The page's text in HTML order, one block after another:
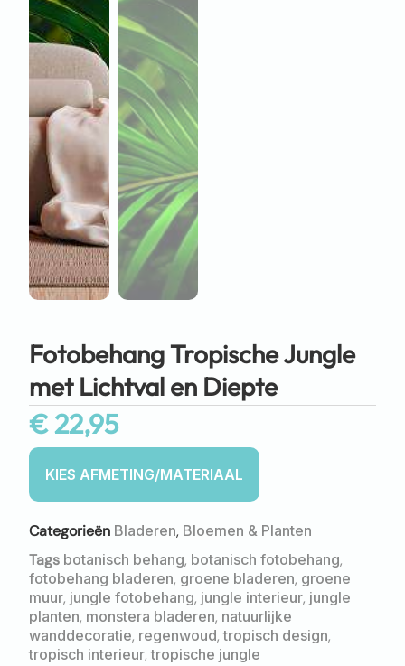
Fotobehang Tropische Jungle
met Lichtval en Diepte
€22,95
Categorieën Bladeren, Bloemen & Planten
Tags botanisch behang, botanisch fotobehang,
fotobehang bladeren, groene bladeren, groene
muur, jungle fotobehang, jungle interieur, jungle
planten, monstera bladeren, natuurlijke
wanddecoratie, regenwoud,tropisch design,
tropisch interieur,tropische jungle